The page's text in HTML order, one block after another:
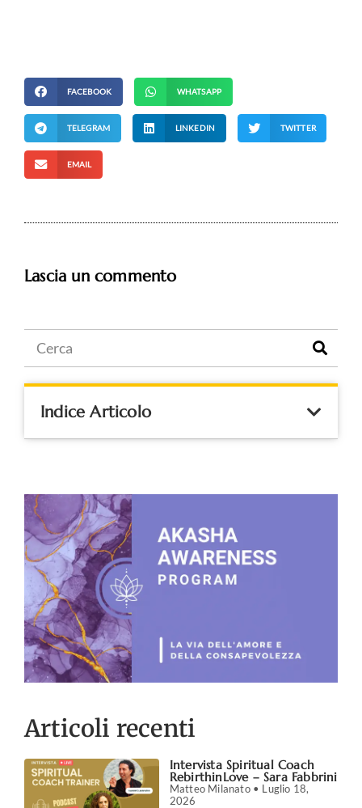
FACEBOOK WHATSAPP
TELEGRAM LINKEDIN TWITTER
EMAIL
Lascia un commento
Indice Articolo
Articoli recenti
Intervista Spiritual Coach
RebirthinLove – Sara Fabbrini
Matteo Milanato
Luglio 18,
2026